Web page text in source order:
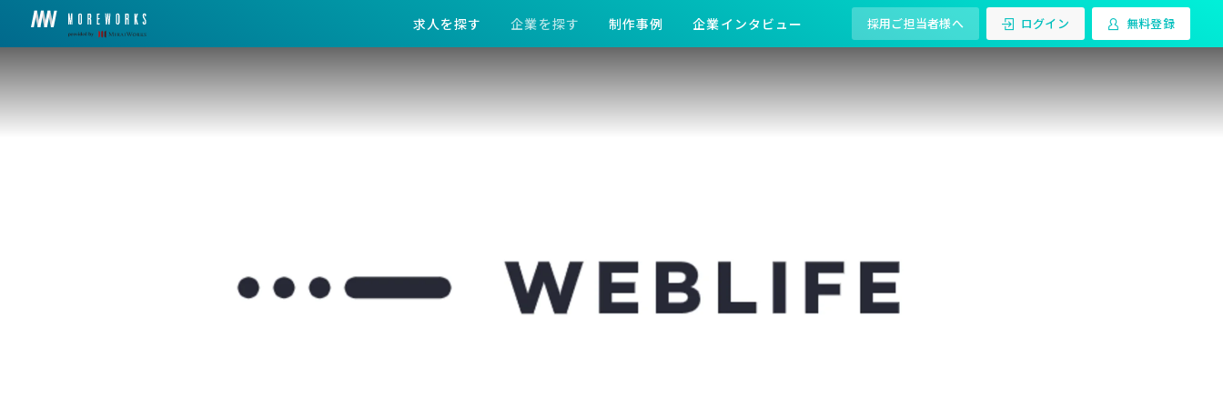
求人を探す 企業を探す 制作事例 企業インタビュー 採用ご担当者様へ ログイン 無料登録